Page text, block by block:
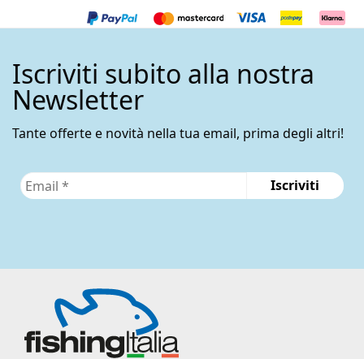
Iscriviti subito alla nostra
Newsletter
Tante offerte e novità nella tua email, prima degli altri!